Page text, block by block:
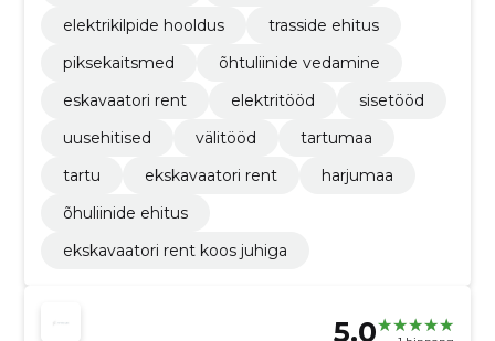
elektrikilpide hooldus
trasside ehitus
piksekaitsmed
õhtuliinide vedamine
eskavaatori rent
elektritööd
sisetööd
uusehitised
välitööd
tartumaa
tartu
ekskavaatori rent
harjumaa
õhuliinide ehitus
ekskavaatori rent koos juhiga
5.0